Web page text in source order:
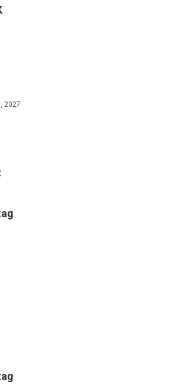
2027